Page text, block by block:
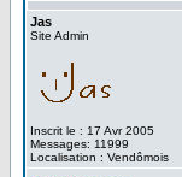
Jas
Site Admin
Inscrit le : 17 Avr 2005
Messages: 11999
Localisation : Vendômois